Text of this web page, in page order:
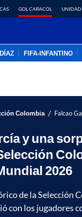
GOL CARACOL UNIDAD
FIFA-INFANTINO
Colombia / Falcao
y una
2026
de la Selección
con los jugadores